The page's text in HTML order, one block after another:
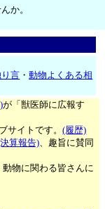
か。
言 ・動物よくある相
が「獣医師に広報す
サイトです。(履歴)
算報告)、趣旨に賛同
動物に関わる皆さんに